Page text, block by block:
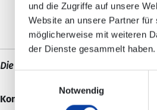
und die Zugriffe auf unsere
Website an unsere Partner
möglicherweise mit weiteren
der Dienste gesammelt haben.
Notwendig
Die Änderungen sind nicht in der
Kontaktdaten/ zuständiges